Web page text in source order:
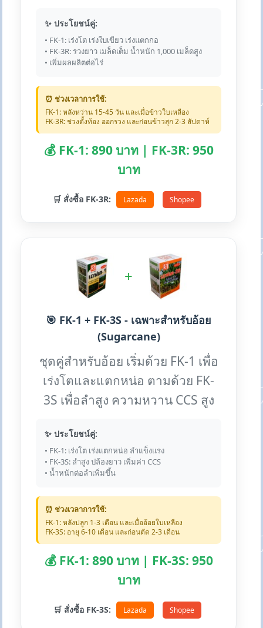
✨ ประโยชน์คู่:
• FK-1: เร่งโต เร่งใบเขียว เร่งแตกกอ
• FK-3R: รวงยาว เมล็ดเต็ม น้ำหนัก 1,000 เมล็ดสูง
• เพิ่มผลผลิตต่อไร่
⏰ ช่วงเวลาการใช้:
FK-1: หลังหว่าน 15-45 วัน และเมื่อข้าวใบเหลือง
FK-3R: ช่วงตั้งท้อง ออกรวง และก่อนข้าวสุก 2-3 สัปดาห์
💰 FK-1: 890 บาท | FK-3R: 950
บาท
🛒 สั่งซื้อ FK-3R: Lazada Shopee
+
🎯 FK-1 + FK-3S - เฉพาะสำหรับอ้อย
(Sugarcane)
ชุดคู่สำหรับอ้อย เริ่มด้วย FK-1 เพื่อ
เร่งโตและแตกหน่อ ตามด้วย FK-
3S เพื่อลำสูง ความหวาน CCS สูง
✨ ประโยชน์คู่:
• FK-1: เร่งโต เร่งแตกหน่อ ลำแข็งแรง
• FK-3S: ลำสูง ปล้องยาว เพิ่มค่า CCS
• น้ำหนักต่อลำเพิ่มขึ้น
⏰ ช่วงเวลาการใช้:
FK-1: หลังปลูก 1-3 เดือน และเมื่ออ้อยใบเหลือง
FK-3S: อายุ 6-10 เดือน และก่อนตัด 2-3 เดือน
💰 FK-1: 890 บาท | FK-3S: 950
บาท
🛒 สั่งซื้อ FK-3S: Lazada Shopee